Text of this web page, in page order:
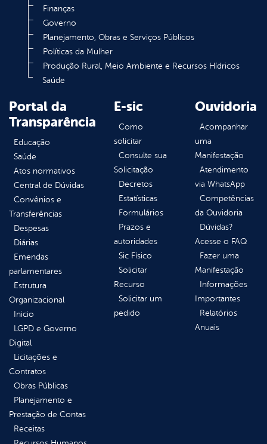
Finanças
Governo
Planejamento, Obras e Serviços Públicos
Políticas da Mulher
Produção Rural, Meio Ambiente e Recursos Hídricos
Saúde
Portal da
Transparência
Educação
Saúde
Atos normativos
Central de Dúvidas
Convênios e
Transferências
Despesas
Diárias
Emendas
parlamentares
Estrutura
Organizacional
Inicio
LGPD e Governo
Digital
Licitações e
Contratos
Obras Públicas
Planejamento e
Prestação de Contas
Receitas
E-sic
Como
solicitar
Consulte sua
Solicitação
Decretos
Estatísticas
Formulários
Prazos e
autoridades
Sic Físico
Solicitar
Recurso
Solicitar um
pedido
Ouvidoria
Acompanhar
uma
Manifestação
Atendimento
via WhatsApp
Competências
da Ouvidoria
Dúvidas?
Acesse o FAQ
Fazer uma
Manifestação
Informações
Importantes
Relatórios
Anuais